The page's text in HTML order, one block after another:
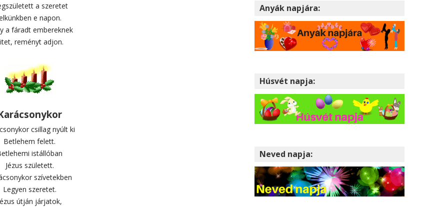
a szeretet
e napon.
a fáradt embereknek
reményt adjon.
csillag nyúlt ki
Betlehem felett.
istállóban
Jézus született.
szívetekben
Legyen szeretet.
útján járjatok,
Anyák napjára:
Húsvét napja:
Neved napja: